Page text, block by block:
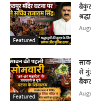
Featured
Featured
से